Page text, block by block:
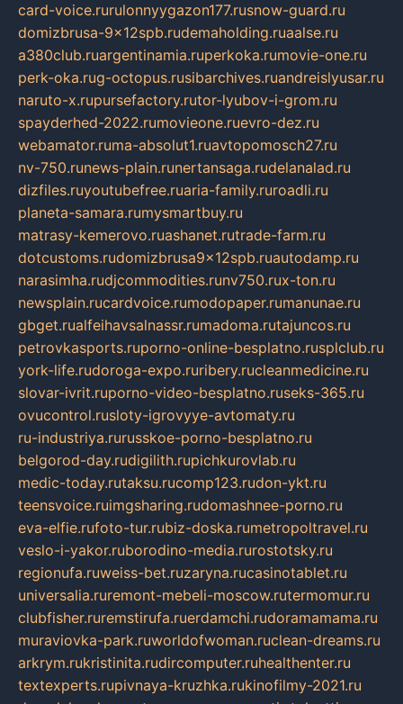
card-voice.rurulonnyygazon177.rusnow-guard.ru
domizbrusa-9x12spb.rudemaholding.ruaalse.ru
a380club.ruargentinamia.ruperkoka.rumovie-one.ru
perk-oka.rug-octopus.rusibarchives.ruandreislyusar.ru
naruto-x.rupursefactory.rutor-lyubov-i-grom.ru
spayderhed-2022.rumovieone.ruevro-dez.ru
webamator.ruma-absolut1.ruavtopomosch27.ru
nv-750.runews-plain.runertansaga.rudelanalad.ru
dizfiles.ruyoutubefree.ruaria-family.ruroadli.ru
planeta-samara.rumysmartbuy.ru
matrasy-kemerovo.ruashanet.rutrade-farm.ru
dotcustoms.rudomizbrusa9x12spb.ruautodamp.ru
narasimha.rudjcommodities.runv750.rux-ton.ru
newsplain.rucardvoice.rumodopaper.rumanunae.ru
gbget.rualfeihavsalnassr.rumadoma.rutajuncos.ru
petrovkasports.ruporno-online-besplatno.rusplclub.ru
york-life.rudoroga-expo.ruribery.rucleanmedicine.ru
slovar-ivrit.ruporno-video-besplatno.ruseks-365.ru
ovucontrol.rusloty-igrovyye-avtomaty.ru
ru-industriya.rurusskoe-porno-besplatno.ru
belgorod-day.rudigilith.rupichkurovlab.ru
medic-today.rutaksu.rucomp123.rudon-ykt.ru
teensvoice.ruimgsharing.rudomashnee-porno.ru
eva-elfie.rufoto-tur.rubiz-doska.rumetropoltravel.ru
veslo-i-yakor.ruborodino-media.rurostotsky.ru
regionufa.ruweiss-bet.ruzaryna.rucasinotablet.ru
universalia.ruremont-mebeli-moscow.rutermomur.ru
clubfisher.ruremstirufa.ruerdamchi.rudoramamama.ru
muraviovka-park.ruworldofwoman.ruclean-dreams.ru
arkrym.rukristinita.rudircomputer.ruhealthenter.ru
textexperts.rupivnaya-kruzhka.rukinofilmy-2021.ru